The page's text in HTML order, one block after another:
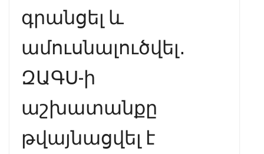
գրանցել և
ամուսնալուծվել․
ԶԱԳՍ-ի
աշխատանքը
թվայնացվել է